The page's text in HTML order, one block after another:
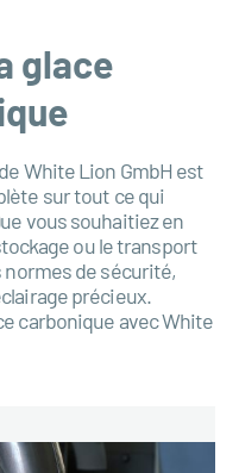
glace
White Lion GmbH est
sur tout ce qui
vous souhaitiez en
ou le transport
normes de sécurité,
précieux.
carbonique avec White